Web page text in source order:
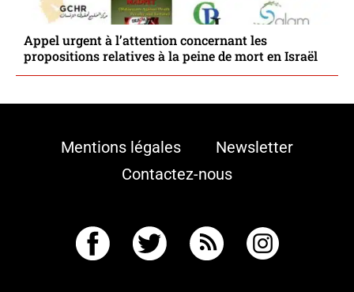
Appel urgent à l’attention concernant les
propositions relatives à la peine de mort en Israël
Mentions légales
Newsletter
Contactez-nous